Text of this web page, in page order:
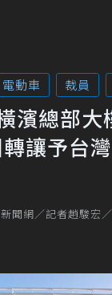
電動車 裁員
濱總部
讓予台
聞網／記者趙駿宏